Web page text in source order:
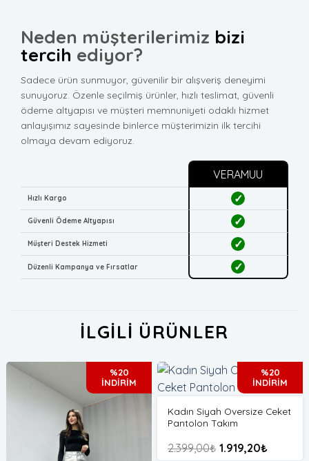
Neden müşterilerimiz bizi
tercih ediyor?
Sadece ürün sunmuyor, güvenilir bir alışveriş deneyimi
sunuyoruz. Özenle seçilmiş ürünler, hızlı teslimat, güvenli
ödeme altyapısı ve müşteri memnuniyeti odaklı hizmet
anlayışımız sayesinde binlerce müşterimizin ilk tercihi
olmaya devam ediyoruz.
VERAMUU
Hızlı Kargo ✓
Güvenli Ödeme Altyapısı ✓
Müşteri Destek Hizmeti ✓
Düzenli Kampanya ve Fırsatlar ✓
İLGILI ÜRÜNLER
%20
İNDİRİM
%20
İNDİRİM
Kadın Siyah Oversize Ceket
Pantolon Takım
2.399,00₺ 1.919,20₺